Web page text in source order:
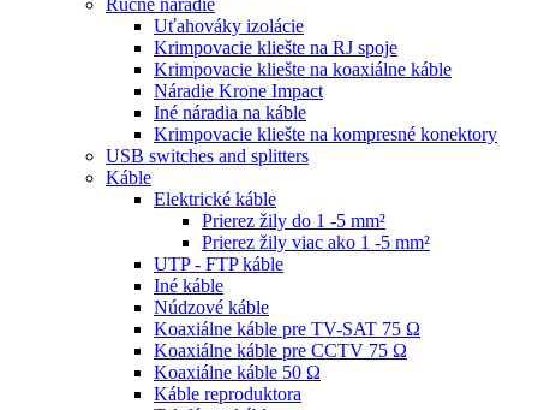
Ručné náradie
Uťahováky izolácie
Krimpovacie kliešte na RJ spoje
Krimpovacie kliešte na koaxiálne káble
Náradie Krone Impact
Iné náradia na káble
Krimpovacie kliešte na kompresné konektory
USB switches and splitters
Káble
Elektrické káble
Prierez žily do 1 -5 mm²
Prierez žily viac ako 1 -5 mm²
UTP - FTP káble
Iné káble
Núdzové káble
Koaxiálne káble pre TV-SAT 75 Ω
Koaxiálne káble pre CCTV 75 Ω
Koaxiálne káble 50 Ω
Káble reproduktora